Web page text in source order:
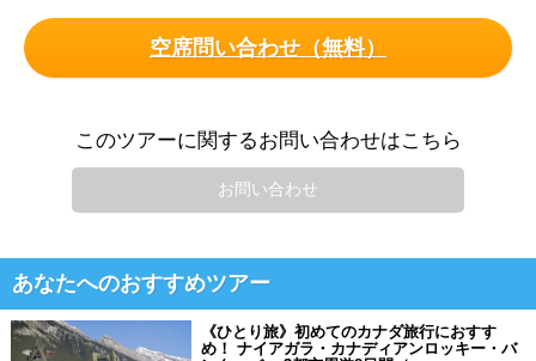
空席問い合わせ（無料）
このツアーに関するお問い合わせはこちら
お問い合わせ
あなたへのおすすめツアー
《ひとり旅》初めてのカナダ旅行におすす
め！ ナイアガラ・カナディアンロッキー・バ